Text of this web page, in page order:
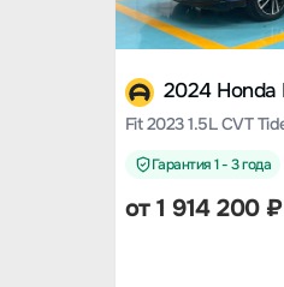
Гарантия 1 - 3 года
от1 914 200₽